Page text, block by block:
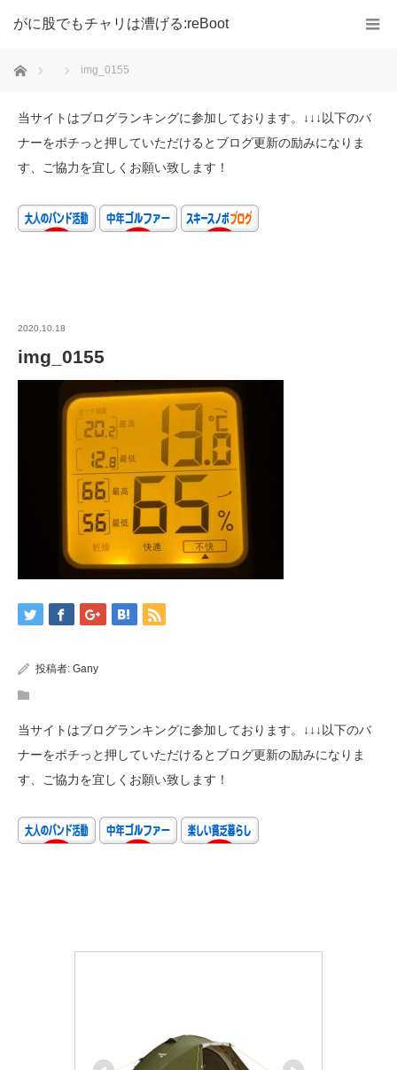
がに股でもチャリは漕げる:reBoot
ホーム img_0155
当サイトはブログランキングに参加しております。↓↓↓以下のバ
ナーをポチっと押していただけるとブログ更新の励みになりま
す、ご協力を宜しくお願い致します！
2020.10.18
img_0155
投稿者: Gany
当サイトはブログランキングに参加しております。↓↓↓以下のバ
ナーをポチっと押していただけるとブログ更新の励みになりま
す、ご協力を宜しくお願い致します！